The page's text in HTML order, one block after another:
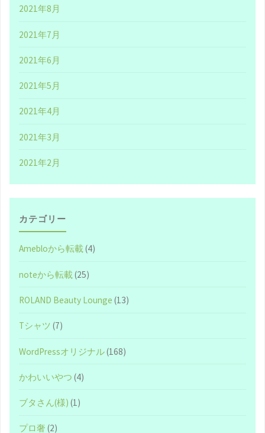
2021年8月
2021年7月
2021年6月
2021年5月
2021年4月
2021年3月
2021年2月
カテゴリー
Amebloから転載(4)
noteから転載(25)
ROLAND Beauty Lounge (13)
Tシャツ (7)
WordPressオリジナル(168)
かわいいやつ (4)
ブタさん(様) (1)
プロ奢 (2)